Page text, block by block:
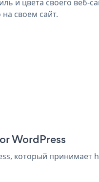
и цвета своего веб-
своем сайт.
WordPress
который принимает